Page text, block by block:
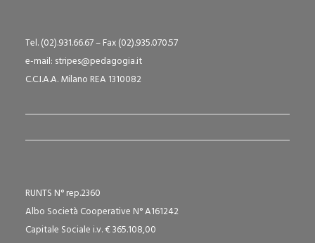
Tel. (02).931.66.67 – Fax (02).935.070.57
e-mail: stripes@pedagogia.it
C.C.I.A.A. Milano REA 1310082
RUNTS N° rep.2360
Albo Società Cooperative N° A161242
Capitale Sociale i.v. € 365.108,00